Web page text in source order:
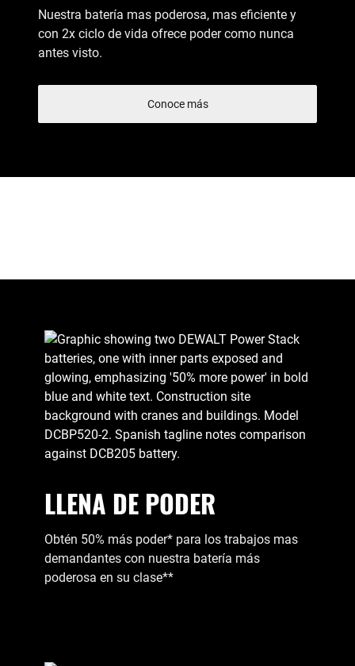
Nuestra batería mas poderosa, mas eficiente y
con 2x ciclo de vida ofrece poder como nunca
antes visto.
Conoce más
LLENA DE PODER
Obtén 50% más poder* para los trabajos mas
demandantes con nuestra batería más
poderosa en su clase**